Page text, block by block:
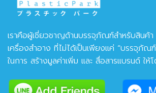
เราคือผู้เชี่ยวชาญด้านบรรจุภัณฑ์สำหรับสินค้
เครื่องสำอาง ที่ไม่ได้เป็นเพียงแค่ “บรรจุภัณ
ในการ สร้างมูลค่าเพิ่ม และ สื่อสารแบรนด์ ให้